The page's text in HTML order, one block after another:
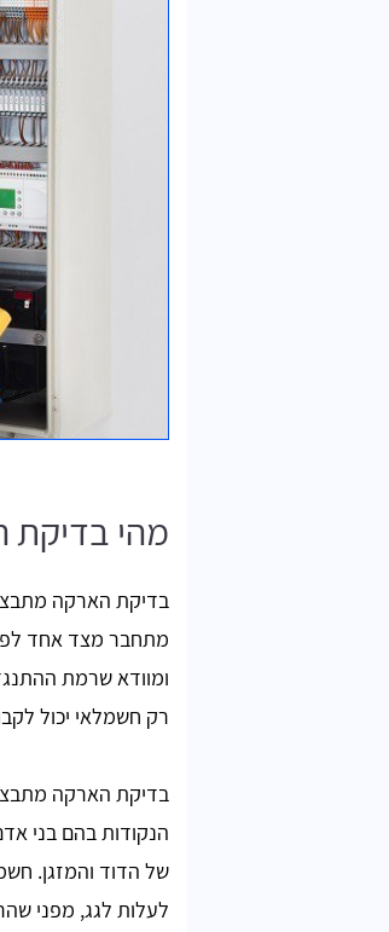
מהי בדיקת
מתחבר מצד אחד
ומוודא שרמת
רק חשמלאי יכול
בדיקת הארקה
הנקודות בהם בני
של הדוד והמזגן.
לעלות לגג, מפני